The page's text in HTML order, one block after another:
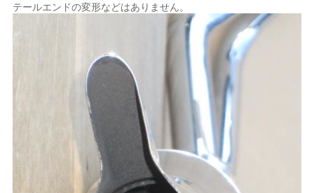
テールエンドの変形などはありません。